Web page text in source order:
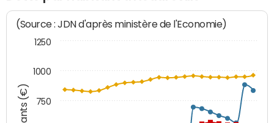
(Source : JDN d'après ministère de l'Economie)
750
1000
1250